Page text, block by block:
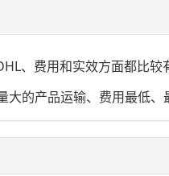
、费用和实效方面都比较
的产品运输、费用最低、